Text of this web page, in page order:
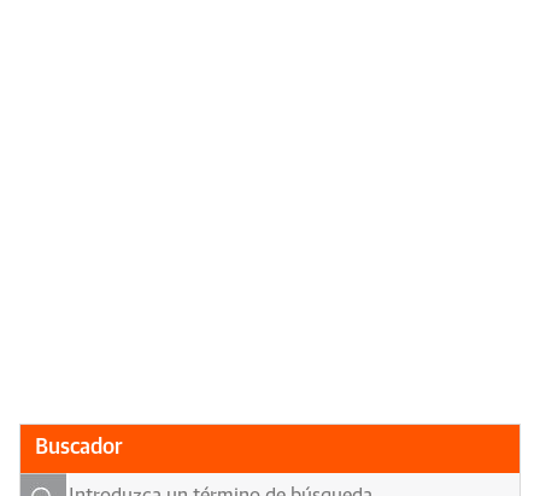
Buscador